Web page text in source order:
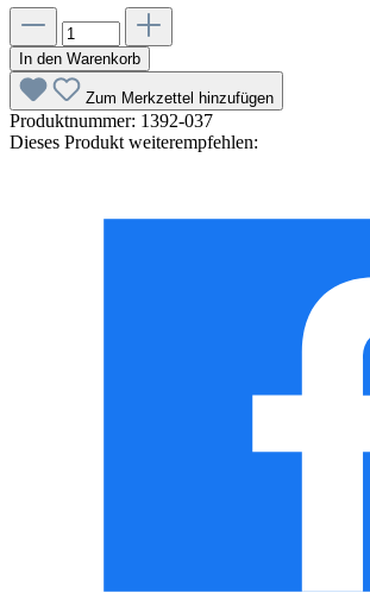
In den Warenkorb
Zum Merkzettel hinzufügen
Produktnummer: 1392-037
Dieses Produkt weiterempfehlen: